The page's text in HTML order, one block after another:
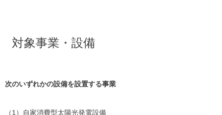
対象事業・設備
次のいずれかの設備を設置する事業
（1）自家消費型太陽光発電設備